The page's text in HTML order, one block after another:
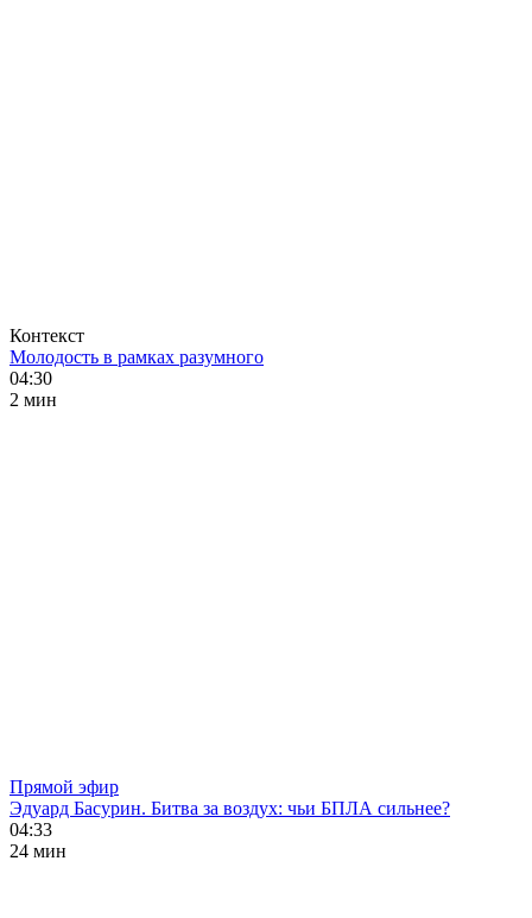
Контекст
Молодость в рамках разумного
04:30
2 мин
Прямой эфир
Эдуард Басурин. Битва за воздух: чьи БПЛА сильнее?
04:33
24 мин